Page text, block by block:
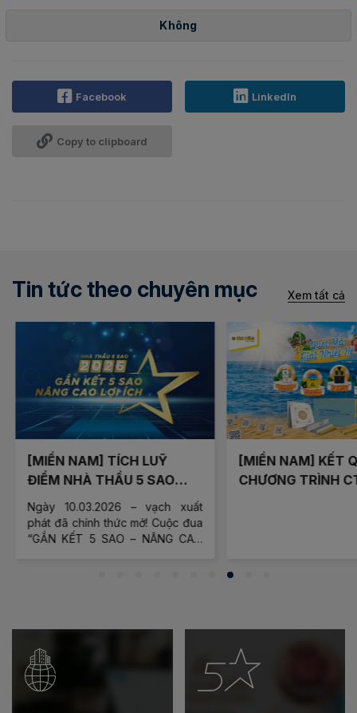
Không
Facebook LinkedIn
Copy to clipboard
Tin tức theo chuyên mục Xem tất cả
[MIỀN NAM] TÍCH LUỸ
ĐIỂM NHÀ THẦU 5 SAO
2026
Ngày 10.03.2026 – vạch xuất
phát đã chính thức mở! Cuộc đua
“GẮN KẾT 5 SAO – NÂNG CAO
[MIỀN NAM] KẾT QUẢ
CHƯƠNG TRÌNH